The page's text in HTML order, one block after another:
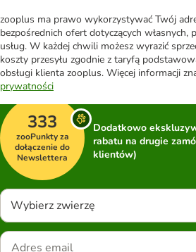
zooplus ma prawo wykorzystywać Twój
bezpośrednich ofert dotyczących
usług. W każdej chwili możesz wyrazić
koszty przesyłu zgodnie z taryfą
obsługi klienta zooplus. Więcej informacji
prywatności
333
zooPunkty za
dołączenie do
Newslettera
Dodatkowo
rabatu na drugie
klientów)
Wybierz zwierzę